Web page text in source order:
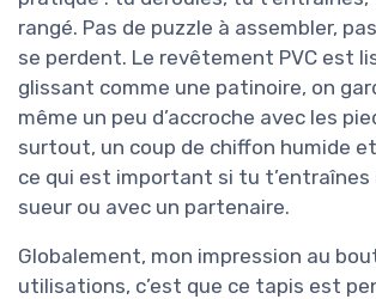
rangé. Pas de puzzle à assembler,
se perdent. Le revêtement PVC est
glissant comme une patinoire, on
même un peu d’accroche avec les
surtout, un coup de chiffon humide
ce qui est important si tu t’entraînes
sueur ou avec un partenaire.
Globalement, mon impression au
utilisations, c’est que ce tapis est